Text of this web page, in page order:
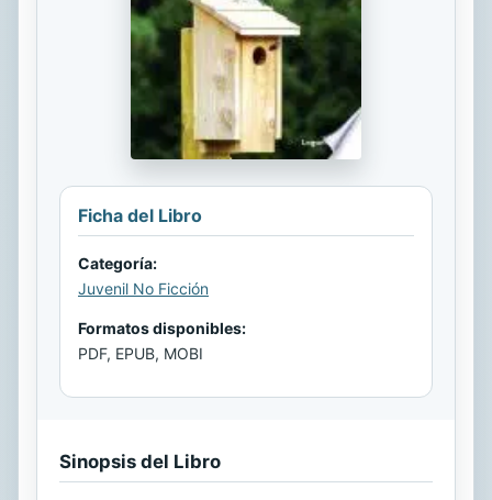
Ficha del Libro
Categoría:
Juvenil No Ficción
Formatos disponibles:
PDF, EPUB, MOBI
Sinopsis del Libro